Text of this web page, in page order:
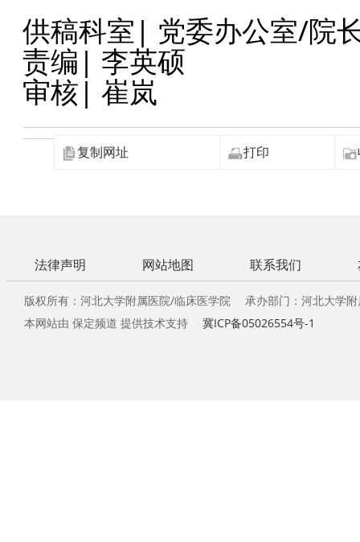
供稿科室| 党委办公室/院
责编| 李英硕
审核| 崔岚
复制网址 打印
法律声明 网站地图 联系我们
版权所有：河北大学附属医院/临床医学院 承办部门：河北大学
本网站由 保定频道 提供技术支持 冀ICP备05026554号-1